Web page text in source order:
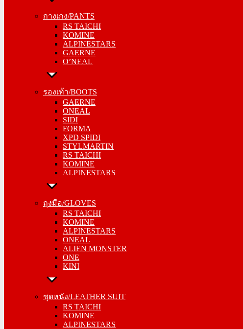
กางเกง/PANTS
RS TAICHI
KOMINE
ALPINESTARS
GAERNE
O’NEAL
รองเท้า/BOOTS
GAERNE
ONEAL
SIDI
FORMA
XPD SPIDI
STYLMARTIN
RS TAICHI
KOMINE
ALPINESTARS
ถุงมือ/GLOVES
RS TAICHI
KOMINE
ALPINESTARS
ONEAL
ALIEN MONSTER
ONE
KINI
ชุดหนัง/LEATHER SUIT
RS TAICHI
KOMINE
ALPINESTARS
RS TAICHI
KOMINE
ALPINESTARS
GAERNE
O’NEAL
GAERNE
ONEAL
SIDI
FORMA
XPD SPIDI
STYLMARTIN
RS TAICHI
KOMINE
ALPINESTARS
RS TAICHI
KOMINE
ALPINESTARS
ONEAL
ALIEN MONSTER
ONE
KINI
RS TAICHI
KOMINE
ALPINESTARS